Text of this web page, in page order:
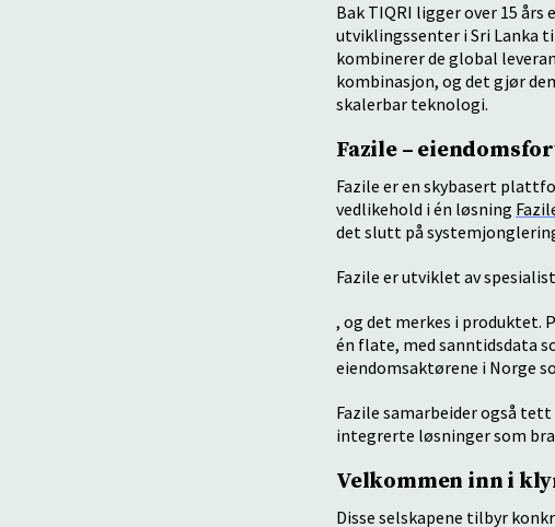
Bak TIQRI ligger over 15
utviklingssenter i Sri Lanka
kombinerer de global
kombinasjon, og det gjør
skalerbar teknologi.
Fazile –
Fazile er en skybasert
vedlikehold i én løsning
det slutt på
Fazile er utviklet av
, og det merkes i
én flate, med sanntidsdata
eiendomsaktørene i Norge
Fazile samarbeider også
integrerte løsninger som
Velkommen inn i
Disse selskapene tilbyr